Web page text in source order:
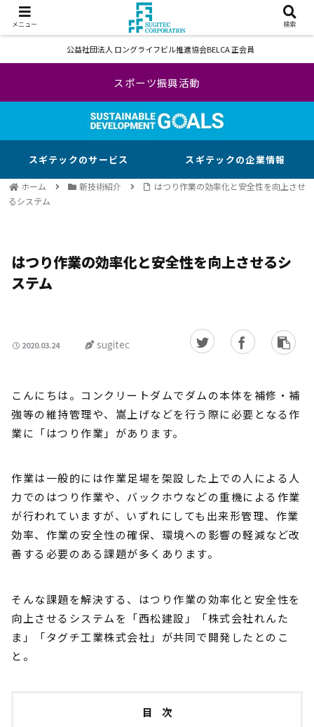
公益社団法人 ロングライフビル推進協会BELCA 正会員
スポーツ振興活動
スギテックのサービス スギテックの企業情報
ホーム 新技術紹介
はつり作業の効率化と安全性を向上させ
るシステム
はつり作業の効率化と安全性を向上させるシ
ステム
2020.03.24 sugitec
こんにちは。コンクリートダムでダムの本体を補修・補
強等の維持管理や、嵩上げなどを行う際に必要となる作
業に「はつり作業」があります。
作業は一般的には作業足場を架設した上での人による人
力でのはつり作業や、バックホウなどの重機による作業
が行われていますが、いずれにしても出来形管理、作業
効率、作業の安全性の確保、環境への影響の軽減など改
善する必要のある課題が多くあります。
そんな課題を解決する、はつり作業の効率化と安全性を
向上させるシステムを「西松建設」「株式会社れんた
ま」「タグチ工業株式会社」が共同で開発したとのこ
と。
目 次
メニュー 検索